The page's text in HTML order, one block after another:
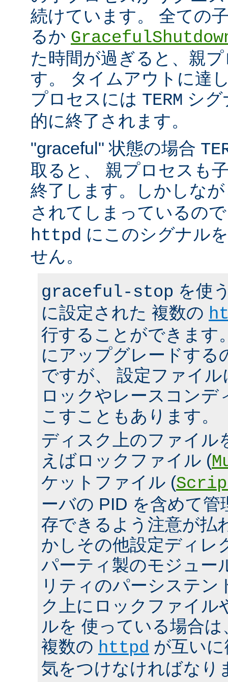
続けています。 全ての
るか
た時間が過ぎると、親
す。 タイムアウトに達
プロセスには TERM シ
的に終了されます。
"graceful" 状態の場合
取ると、 親プロセスも
終了します。しかしな
されてしまっているの
httpd にこのシグナル
せん。
graceful-stop を使
に設定された 複数の
行することができます
にアップグレードする
ですが、 設定ファイ
ロックやレースコンデ
こすこともあります。
ディスク上のファイル
えばロックファイル (
ケットファイル (
ーバの PID を含めて
存できるよう注意が払
かしその他設定ディレ
パーティ製のモジュー
リティのパーシステン
ク上にロックファイル
ルを 使っている場合
複数の httpd が互い
気をつけなければなり